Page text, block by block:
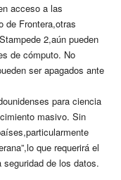
acceso a las
de Frontera,otras
2,aún pueden
de cómputo. No
ser apagados ante
para ciencia
masivo. Sin
que requerirá el
de los datos.